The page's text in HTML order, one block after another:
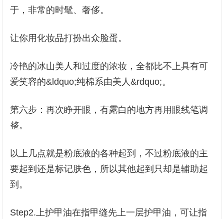
于，非常的时髦、奢侈。
让你用化妆品打扮出众脸蛋。
冷艳的冰山美人和过度的浓妆，全都比不上具有可
爱笑容的&ldquo;纯棉系由美人&rdquo;。
第六步：再次睁开眼，有露白的地方再用眼线笔调
整。
以上几点就是粉底液的各种起到，不过粉底液的主
要起到还是标记肤色，所以其他起到只却是辅助起
到。
Step2.上护甲油在指甲缝先上一层护甲油，可让指